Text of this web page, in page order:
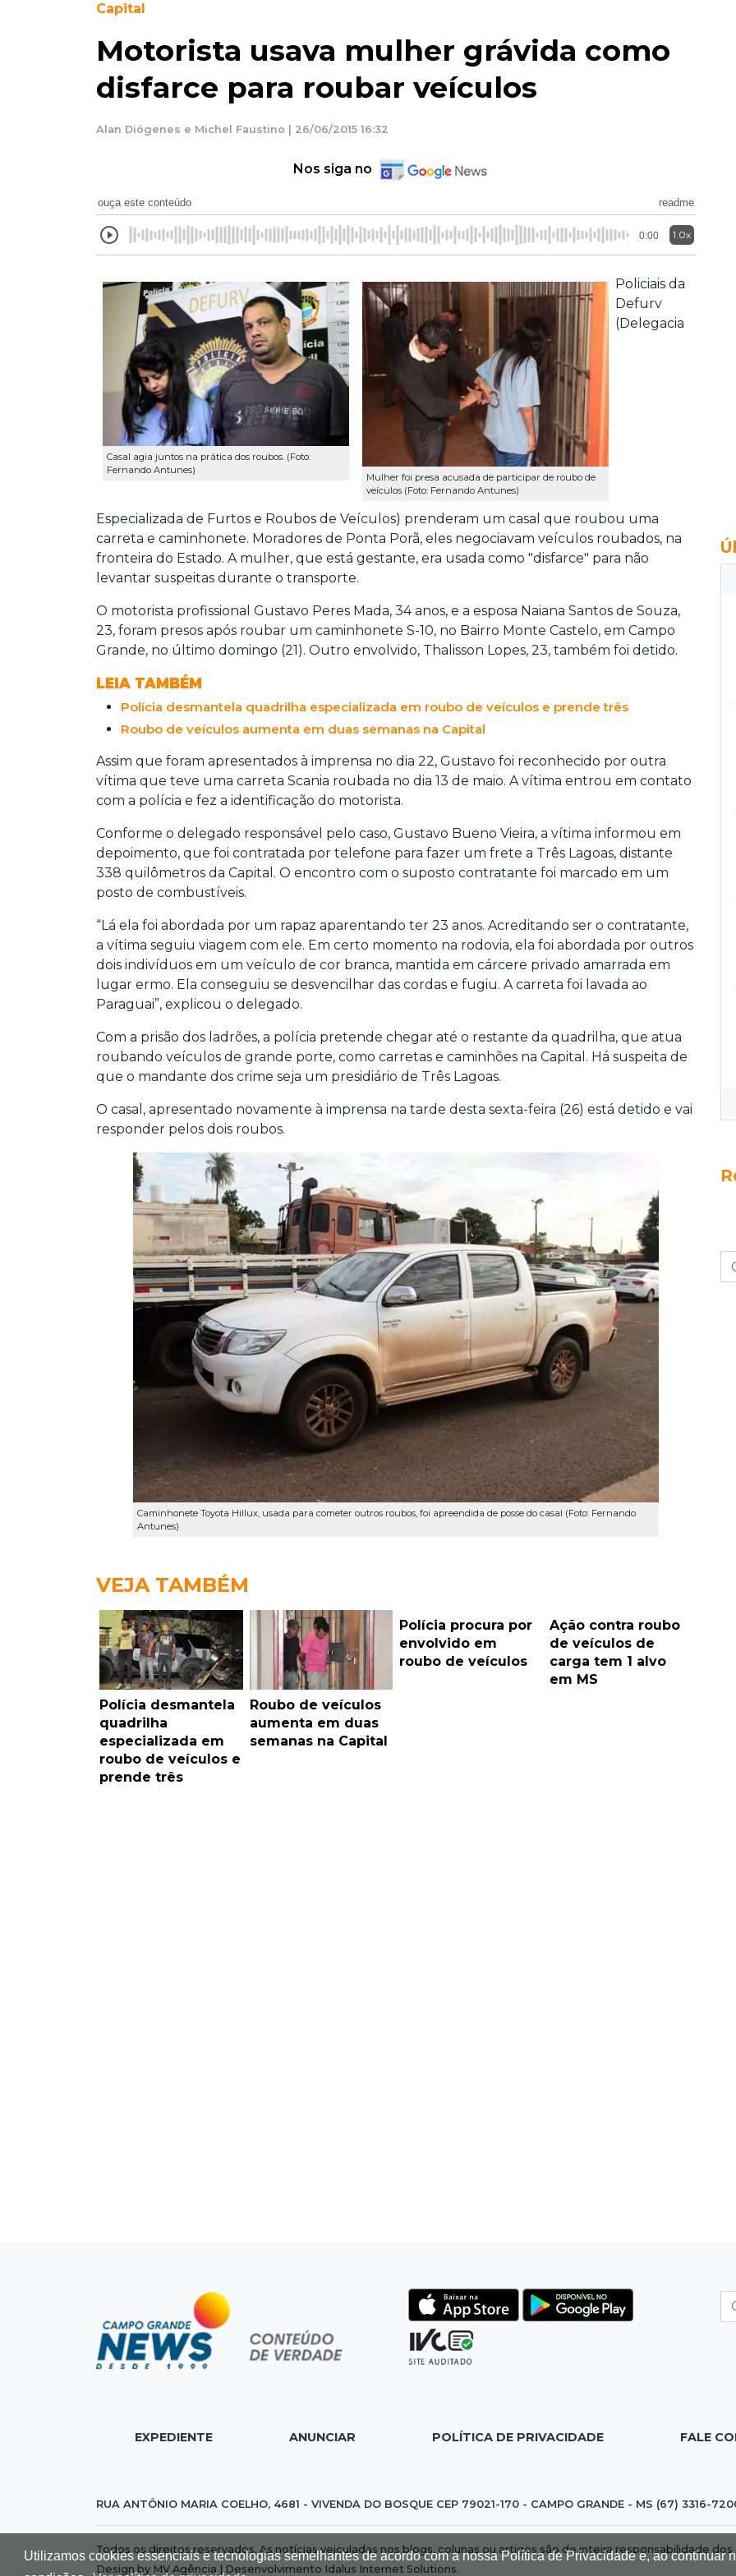
Utilizamos cookies essenciais e tecnologias semelhantes de acordo com a nossa Política de Privacidade e, ao continuar
Capital
Motorista usava mulher grávida como
disfarce para roubar veículos
Alan Diógenes e Michel Faustino | 26/06/2015 16:32
Nos siga no
ouça este conteúdo readme
0:00 1.0x
Casal agia juntos na prática dos roubos. (Foto:
Fernando Antunes)
Mulher foi presa acusada de participar de roubo de
veículos (Foto: Fernando Antunes)
Policiais da
Defurv
(Delegacia
Especializada de Furtos e Roubos de Veículos) prenderam um casal que roubou uma
carreta e caminhonete. Moradores de Ponta Porã, eles negociavam veículos roubados, na
fronteira do Estado. A mulher, que está gestante, era usada como "disfarce" para não
levantar suspeitas durante o transporte.
O motorista profissional Gustavo Peres Mada, 34 anos, e a esposa Naiana Santos de Souza,
23, foram presos após roubar um caminhonete S-10, no Bairro Monte Castelo, em Campo
Grande, no último domingo (21). Outro envolvido, Thalisson Lopes, 23, também foi detido.
LEIA TAMBÉM
Polícia desmantela quadrilha especializada em roubo de veículos e prende três
Roubo de veículos aumenta em duas semanas na Capital
Assim que foram apresentados à imprensa no dia 22, Gustavo foi reconhecido por outra
vítima que teve uma carreta Scania roubada no dia 13 de maio. A vítima entrou em contato
com a polícia e fez a identificação do motorista.
Conforme o delegado responsável pelo caso, Gustavo Bueno Vieira, a vítima informou em
depoimento, que foi contratada por telefone para fazer um frete a Três Lagoas, distante
338 quilômetros da Capital. O encontro com o suposto contratante foi marcado em um
posto de combustíveis.
“Lá ela foi abordada por um rapaz aparentando ter 23 anos. Acreditando ser o contratante,
a vítima seguiu viagem com ele. Em certo momento na rodovia, ela foi abordada por outros
dois indivíduos em um veículo de cor branca, mantida em cárcere privado amarrada em
lugar ermo. Ela conseguiu se desvencilhar das cordas e fugiu. A carreta foi lavada ao
Paraguai”, explicou o delegado.
Com a prisão dos ladrões, a polícia pretende chegar até o restante da quadrilha, que atua
roubando veículos de grande porte, como carretas e caminhões na Capital. Há suspeita de
que o mandante dos crime seja um presidiário de Três Lagoas.
O casal, apresentado novamente à imprensa na tarde desta sexta-feira (26) está detido e vai
responder pelos dois roubos.
Caminhonete Toyota Hillux, usada para cometer outros roubos, foi apreendida de posse do casal (Foto: Fernando
Antunes)
VEJA TAMBÉM
Polícia desmantela
quadrilha
especializada em
roubo de veículos e
prende três
Roubo de veículos
aumenta em duas
semanas na Capital
Polícia procura por
envolvido em
roubo de veículos
Ação contra roubo
de veículos de
carga tem 1 alvo
em MS
EXPEDIENTE ANUNCIAR POLÍTICA DE PRIVACIDADE FALE
RUA ANTÔNIO MARIA COELHO, 4681 - VIVENDA DO BOSQUE CEP 79021-170 - CAMPO GRANDE - MS (67) 3316-
Todos os direitos reservados. As notícias veiculadas nos blogs, colunas ou artigos são de inteira responsabilidade
Design by MV Agência | Desenvolvimento Idalus Internet Solutions.